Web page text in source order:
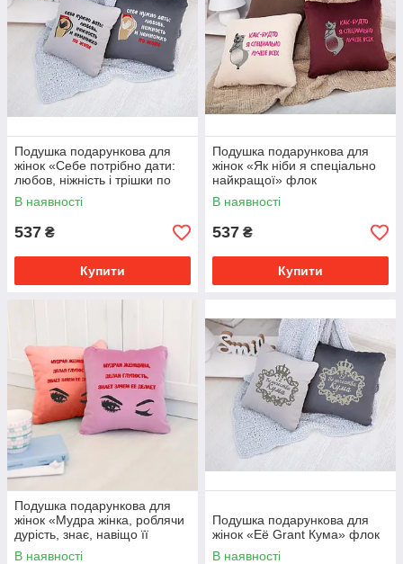
Подушка подарункова для
жінок «Себе потрібно дати:
любов, ніжність і трішки по
попі» флок
В наявності
537 ₴
Купити
Подушка подарункова для
жінок «Як ніби я спеціально
найкращої» флок
В наявності
537 ₴
Купити
Подушка подарункова для
жінок «Мудра жінка, роблячи
дурість, знає, навіщо її
робить» флок
В наявності
Подушка подарункова для
жінок «Её Grant Кума» флок
В наявності